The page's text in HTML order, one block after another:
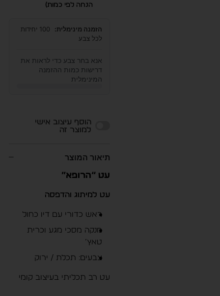
הנחה לפי כמות)
הזמנה מינימלית:
100 יחידות
לכל צבע
אנא בחר צבע כדי לראות את
דרישות כמות ההזמנה
המינימלית
הוסף עיצוב אישי
למוצר זה
תיאור המוצר
עט “הרופא”
עט למיתוג והדפסה
ראש כדורי עם דיו כחול
מנקה מסכי מגע וכרית
טאץ’
צבעים: תכלת / ירוק
עט רב תכליתי בעיצוב קומי